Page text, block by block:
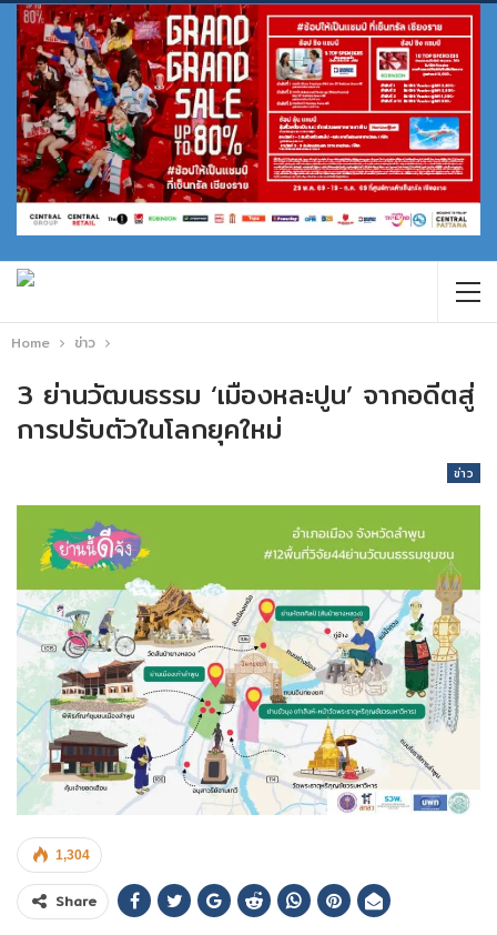
Home ข่าว
3 ย่านวัฒนธรรม ‘เมืองหละปูน’ จากอดีตสู่
การปรับตัวในโลกยุคใหม่
ข่าว
1,304
Share